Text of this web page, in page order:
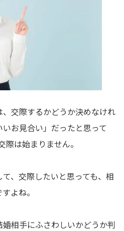
交際するかどうか決めなけれ
お見合い」だったと思って
は始まりません。
、交際したいと思っても、相
よね。
相手にふさわしいかどうか判